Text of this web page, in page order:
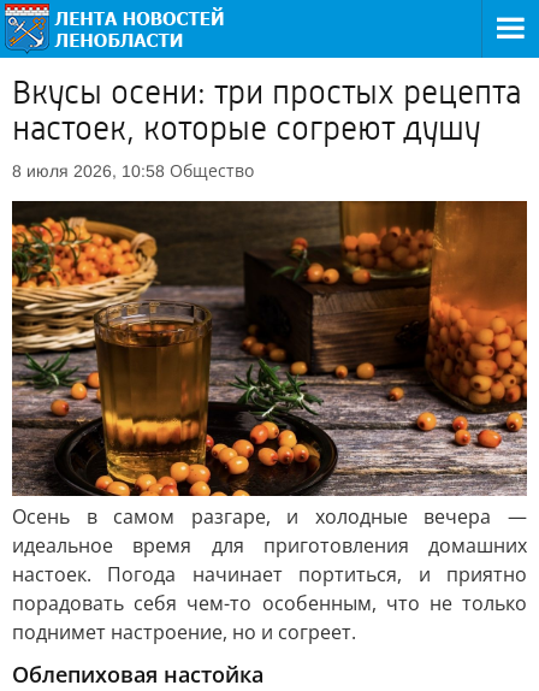
Вкусы осени: три простых рецепта
настоек, которые согреют душу
8 июля 2026, 10:58 Общество
Осень в самом разгаре, и холодные вечера —
идеальное время для приготовления домашних
настоек. Погода начинает портиться, и приятно
порадовать себя чем-то особенным, что не только
поднимет настроение, но и согреет.
Облепиховая настойка